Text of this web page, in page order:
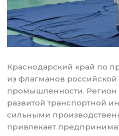
Краснодарский край по
из флагманов российской
промышленности.
развитой транспортной
сильными
привлекает